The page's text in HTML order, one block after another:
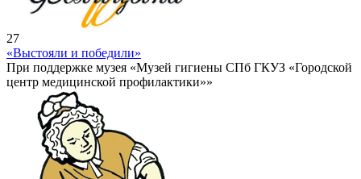
27
«Выстояли и победили»
При поддержке музея «Музей гигиены СПб ГКУЗ «Городской
центр медицинской профилактики»»